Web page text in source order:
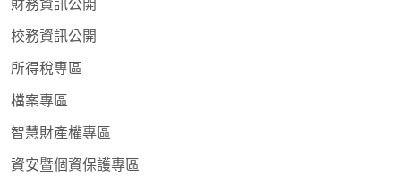
校務資訊公開
所得稅專區
檔案專區
智慧財產權專區
資安暨個資保護專區